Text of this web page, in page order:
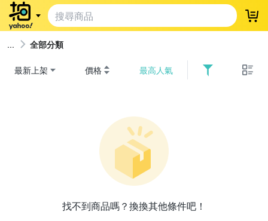
登
全部分類
最新上架 價格 最高人氣
找不到商品嗎？換換其他條件吧！